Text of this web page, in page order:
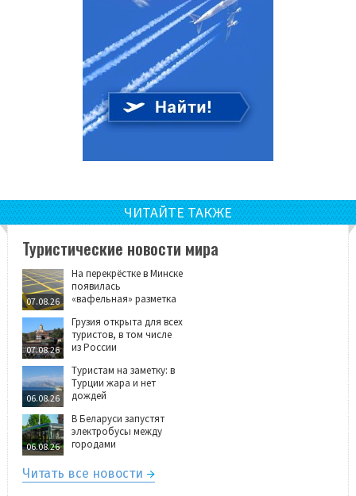
ЧИТАЙТЕ ТАКЖЕ
Туристические новости мира
07.08.26
На перекрёстке в Минске
появилась
«вафельная» разметка
07.08.26
Грузия открыта для всех
туристов, в том числе
из России
06.08.26
Туристам на заметку: в
Турции жара и нет
дождей
06.08.26
В Беларуси запустят
электробусы между
городами
Читать все новости